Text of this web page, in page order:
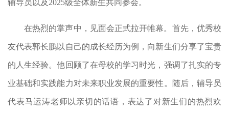
辅导员以及2025级全体新生共同参会。
在热烈的掌声中，见面会正式拉开帷幕。首先，优秀校
友代表郭长鹏以自己的成长经历为例，向新生们分享了宝贵
的人生经验。他回顾了在母校的学习时光，强调了扎实的专
业基础和实践能力对未来职业发展的重要性。随后，辅导员
代表马运涛老师以亲切的话语，表达了对新生们的热烈欢